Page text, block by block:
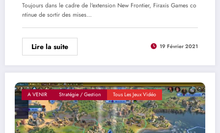
Toujours dans le cadre de l'extension New Frontier, Firaxis Games co
ntinue de sortir des mises…
Lire la suite 19 Février 2021
A VENIR Stratégie / Gestion Tous Les Jeux Vidéo